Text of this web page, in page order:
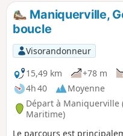
Maniquerville,
boucle
Visorandonneur
15,49 km
+78 m
4h 40
Moyenne
Départ à Maniquerville
Maritime)
Le parcours est